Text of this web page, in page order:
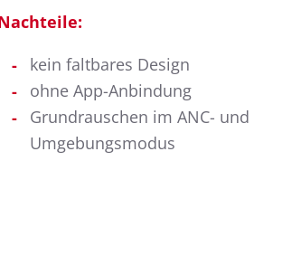
kein faltbares Design
ohne App-Anbindung
Grundrauschen im ANC- und
Umgebungsmodus